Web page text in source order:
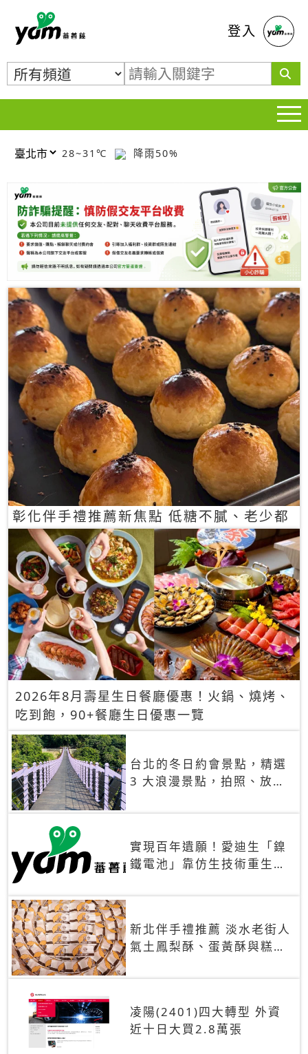
登入
28~31℃ 降雨50%
彰化伴手禮推薦新焦點 低糖不膩、老少都
愛的一口蛋黃酥禮盒
2026年8月壽星生日餐廳優惠！火鍋、燒烤、
吃到飽，90+餐廳生日優惠一覽
台北的冬日約會景點，精選
3 大浪漫景點，拍照、放閃
實現百年遺願！愛迪生「鎳
鐵電池」靠仿生技術重生
30年
新北伴手禮推薦 淡水老街人
氣土鳳梨酥、蛋黃酥與糕餅
凌陽(2401)四大轉型 外資
近十日大買2.8萬張